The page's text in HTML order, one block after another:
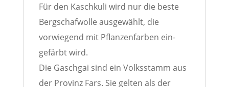
Für den Kaschkuli wird nur die beste
Bergschafwolle ausgewählt, die
vorwiegend mit Pflanzenfarben ein-
gefärbt wird.
Die Gaschgai sind ein Volksstamm aus
der Provinz Fars. Sie gelten als der